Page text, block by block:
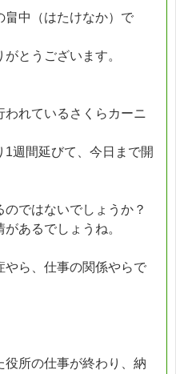
畠中（はたけなか）で
とうございます。
れているさくらカーニ
週間延びて、今日まで開
ではないでしょうか？
あるでしょうね。
やら、仕事の関係やらで
役所の仕事が終わり、納